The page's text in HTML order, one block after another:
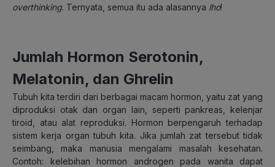
overthinking. Ternyata, semua itu ada alasannya lho!
Jumlah Hormon Serotonin,
Melatonin, dan Ghrelin
Tubuh kita terdiri dari berbagai macam hormon, yaitu zat yang
diproduksi otak dan organ lain, seperti pankreas, kelenjar
tiroid, atau alat reproduksi. Hormon berpengaruh terhadap
sistem kerja organ tubuh kita. Jika jumlah zat tersebut tidak
seimbang, maka manusia mengalami masalah kesehatan.
Contoh: kelebihan hormon androgen pada wanita dapat